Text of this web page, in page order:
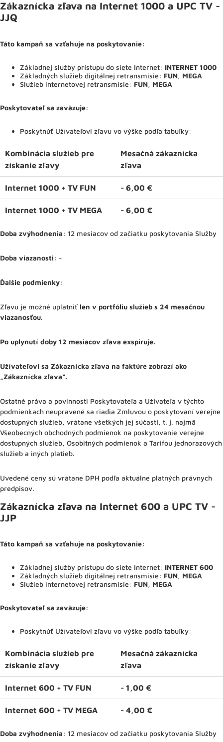
Zákaznícka zľava na Internet 1000 a UPC TV -
JJQ
Táto kampaň sa vzťahuje na poskytovanie:
Základnej služby prístupu do siete Internet: INTERNET 1000
Základných služieb digitálnej retransmisie: FUN, MEGA
Služieb internetovej retransmisie: FUN, MEGA
Poskytovateľ sa zaväzuje:
Poskytnúť Užívateľovi zľavu vo výške podľa tabuľky:
Kombinácia služieb pre
získanie zľavy
Mesačná zákaznícka
zľava
Internet 1000 + TV FUN - 6,00 €
Internet 1000 + TV MEGA - 6,00 €
Doba zvýhodnenia: 12 mesiacov od začiatku poskytovania Služby
Doba viazanosti: -
Ďalšie podmienky:
Zľavu je možné uplatniť len v portfóliu služieb s 24 mesačnou
viazanosťou.
Po uplynutí doby 12 mesiacov zľava exspiruje.
Užívateľovi sa Zákaznícka zľava na faktúre zobrazí ako
„Zákaznícka zľava“.
Ostatné práva a povinnosti Poskytovateľa a Užívateľa v týchto
podmienkach neupravené sa riadia Zmluvou o poskytovaní verejne
dostupných služieb, vrátane všetkých jej súčastí, t. j. najmä
Všeobecných obchodných podmienok na poskytovanie verejne
dostupných služieb, Osobitných podmienok a Tarifou jednorazových
služieb a iných platieb.
Uvedené ceny sú vrátane DPH podľa aktuálne platných právnych
predpisov.
Zákaznícka zľava na Internet 600 a UPC TV -
JJP
Táto kampaň sa vzťahuje na poskytovanie:
Základnej služby prístupu do siete Internet: INTERNET 600
Základných služieb digitálnej retransmisie: FUN, MEGA
Služieb internetovej retransmisie: FUN, MEGA
Poskytovateľ sa zaväzuje:
Poskytnúť Užívateľovi zľavu vo výške podľa tabuľky:
Kombinácia služieb pre
získanie zľavy
Mesačná zákaznícka
zľava
Internet 600 + TV FUN - 1,00 €
Internet 600 + TV MEGA - 4,00 €
Doba zvýhodnenia: 12 mesiacov od začiatku poskytovania Služby